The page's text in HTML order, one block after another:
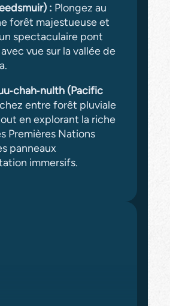
: Plongez au
forêt majestueuse et
spectaculaire pont
vue sur la vallée de
(Pacific
entre forêt pluviale
en explorant la riche
Premières Nations
panneaux
immersifs.